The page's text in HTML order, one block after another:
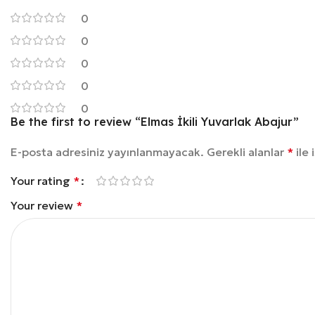
0
0
0
0
0
Be the first to review “Elmas İkili Yuvarlak Abajur”
E-posta adresiniz yayınlanmayacak. Gerekli alanlar * ile
Your rating *
Your review *